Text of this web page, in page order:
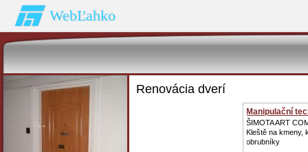
WebĽahko
Renovácia dverí
Manipulační
ŠIMOTA ART
Kleště na kmeny,
obrubníky